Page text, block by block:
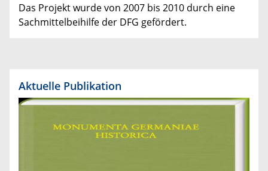
Das Projekt wurde von 2007 bis 2010 durch eine
Sachmittelbeihilfe der DFG gefördert.
Aktuelle Publikation